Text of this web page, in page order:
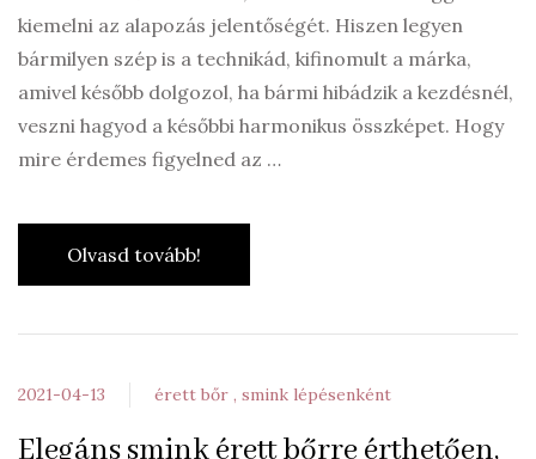
kiemelni az alapozás jelentőségét. Hiszen legyen
bármilyen szép is a technikád, kifinomult a márka,
amivel később dolgozol, ha bármi hibádzik a kezdésnél,
veszni hagyod a későbbi harmonikus összképet. Hogy
mire érdemes figyelned az …
Olvasd tovább!
2021-04-13 érett bőr smink lépésenként
Elegáns smink érett bőrre érthetően,